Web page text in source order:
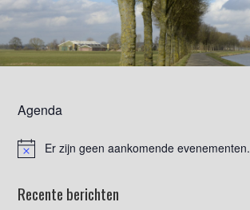
Agenda
Er zijn geen aankomende evenementen.
Recente berichten